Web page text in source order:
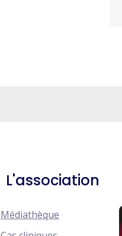
L'association
Médiathèque